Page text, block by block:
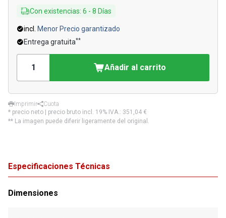
Con existencias: 6 - 8 Días
incl.
Menor Precio garantizado
Entrega gratuita**
Añadir al carrito
Imprimir
Cuota
* precio neto | precio bruto incl. 19% IVA.: 351,04 €
** La imagen puede diferir ligeramente del original.
Especificaciones Técnicas
Dimensiones